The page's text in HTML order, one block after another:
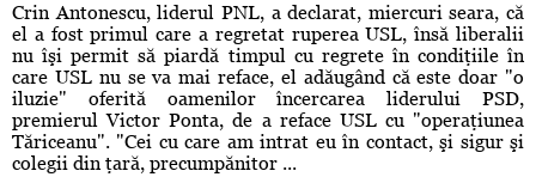
Crin Antonescu, liderul PNL, a declarat, miercuri seara, că
el a fost primul care a regretat ruperea USL, însă liberalii
nu îşi permit să piardă timpul cu regrete în condiţiile în
care USL nu se va mai reface, el adăugând că este doar "o
iluzie" oferită oamenilor încercarea liderului PSD,
premierul Victor Ponta, de a reface USL cu "operaţiunea
Tăriceanu". "Cei cu care am intrat eu în contact, şi sigur şi
colegii din ţară, precumpănitor ...